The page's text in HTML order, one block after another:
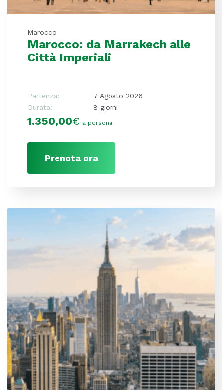
Marocco
Marocco: da Marrakech alle
Città Imperiali
Partenza:
7 Agosto 2026
Durata:
8 giorni
1.350,00€ a persona
Prenota ora